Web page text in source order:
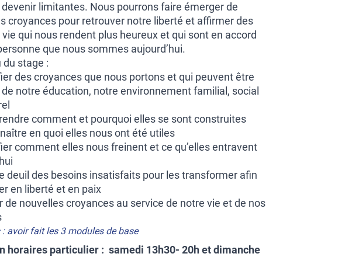
limitantes. Nous pourrons faire émerger de
croyances pour retrouver notre liberté et affirmer des
qui nous rendent plus heureux et qui sont en accord
que nous sommes aujourd’hui.
du stage :
des croyances que nous portons et qui peuvent être
notre éducation, notre environnement familial, social
comment et pourquoi elles se sont construites
en quoi elles nous ont été utiles
comment elles nous freinent et ce qu’elles entravent
deuil des besoins insatisfaits pour les transformer afin
en liberté et en paix
de nouvelles croyances au service de notre vie et de nos
: avoir fait les 3 modules de base
horaires particulier : samedi 13h30- 20h et dimanche